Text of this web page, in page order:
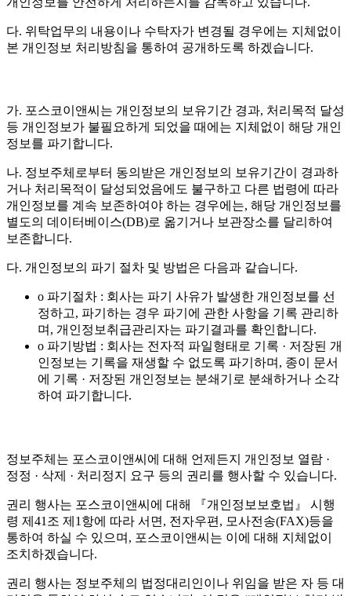
다. 위탁업무의 내용이나 수탁자가 변경될 경우에는 지체없이
본 개인정보 처리방침을 통하여 공개하도록 하겠습니다.
가. 포스코이앤씨는 개인정보의 보유기간 경과, 처리목적 달성
등 개인정보가 불필요하게 되었을 때에는 지체없이 해당 개인
정보를 파기합니다.
나. 정보주체로부터 동의받은 개인정보의 보유기간이 경과하
거나 처리목적이 달성되었음에도 불구하고 다른 법령에 따라
개인정보를 계속 보존하여야 하는 경우에는, 해당 개인정보를
별도의 데이터베이스(DB)로 옮기거나 보관장소를 달리하여
보존합니다.
다. 개인정보의 파기 절차 및 방법은 다음과 같습니다.
o 파기절차 : 회사는 파기 사유가 발생한 개인정보를 선
정하고, 파기하는 경우 파기에 관한 사항을 기록 관리하
며, 개인정보취급관리자는 파기결과를 확인합니다.
o 파기방법 : 회사는 전자적 파일형태로 기록 · 저장된 개
인정보는 기록을 재생할 수 없도록 파기하며, 종이 문서
에 기록 · 저장된 개인정보는 분쇄기로 분쇄하거나 소각
하여 파기합니다.
정보주체는 포스코이앤씨에 대해 언제든지 개인정보 열람 ·
정정 · 삭제 · 처리정지 요구 등의 권리를 행사할 수 있습니다.
권리 행사는 포스코이앤씨에 대해 『개인정보보호법』 시행
령 제41조 제1항에 따라 서면, 전자우편, 모사전송(FAX)등을
통하여 하실 수 있으며, 포스코이앤씨는 이에 대해 지체없이
조치하겠습니다.
권리 행사는 정보주체의 법정대리인이나 위임을 받은 자 등 대